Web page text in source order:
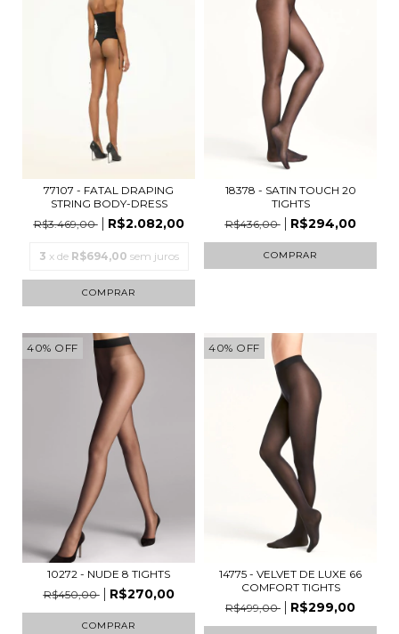
77107 - FATAL DRAPING
STRING BODY-DRESS
R$3.469,00
R$2.082,00
3 x de R$694,00 sem juros
COMPRAR
18378 - SATIN TOUCH 20
TIGHTS
R$436,00
R$294,00
COMPRAR
40% OFF
10272 - NUDE 8 TIGHTS
R$450,00
R$270,00
COMPRAR
40% OFF
14775 - VELVET DE LUXE 66
COMFORT TIGHTS
R$499,00
R$299,00